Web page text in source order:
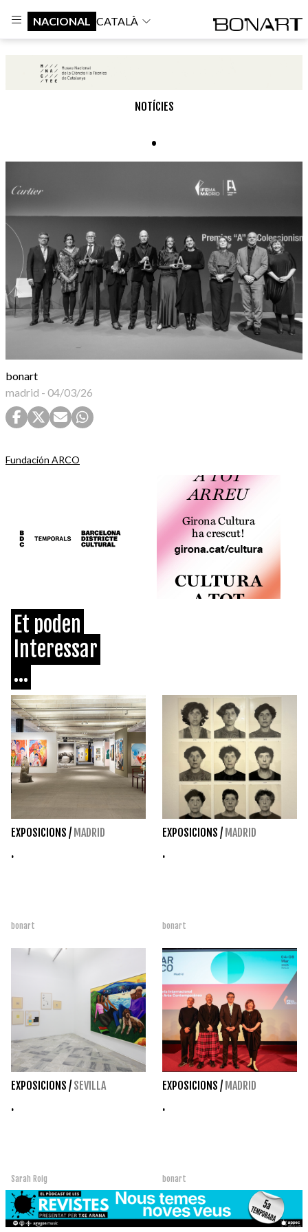
NACIONAL CATALÀ
NOTÍCIES
.
bonart
madrid - 04/03/26
Fundación ARCO
Et poden
Interessar
...
EXPOSICIONS / MADRID
.
bonart
EXPOSICIONS / MADRID
.
bonart
EXPOSICIONS / SEVILLA
.
Sarah Roig
EXPOSICIONS / MADRID
.
bonart